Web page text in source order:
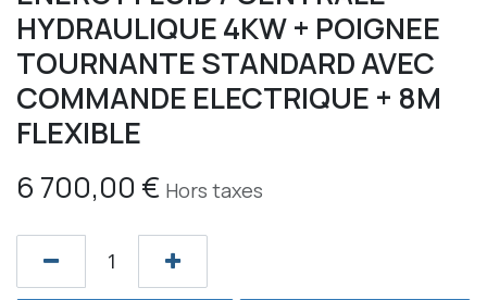
HYDRAULIQUE 4KW + POIGNEE
TOURNANTE STANDARD AVEC
COMMANDE ELECTRIQUE + 8M
FLEXIBLE
6 700,00 € Hors taxes